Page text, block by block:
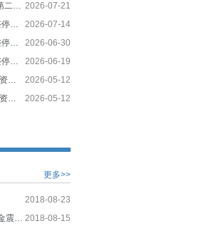
2026-07-21
南方基金管理股份有限公司旗下基金2026年第二季度报告提示性公告
2026-07-14
关于南方基金管理股份有限公司旗下基金调整停牌股票估值方法的提示性公告
2026-06-30
关于南方基金管理股份有限公司旗下基金调整停牌股票估值方法的提示性公告
2026-06-19
关于南方基金管理股份有限公司旗下基金调整停牌股票估值方法的提示性公告
2026-05-12
南方上证科创板100交易型开放式指数证券投资基金联接基金（A类份额）基金产品资料概要（更新）
2026-05-12
南方上证科创板100交易型开放式指数证券投资基金联接基金招募说明书（更新）
更多>>
2018-08-23
2018-08-15
公募基金周度报告:养老目标基金获批,权益基金震荡反弹